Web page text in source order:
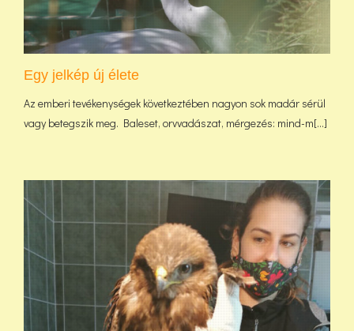
Egy jelkép új élete
Az emberi tevékenységek következtében nagyon sok madár sérül
vagy betegszik meg. Baleset, orvvadászat, mérgezés: mind-m[...]